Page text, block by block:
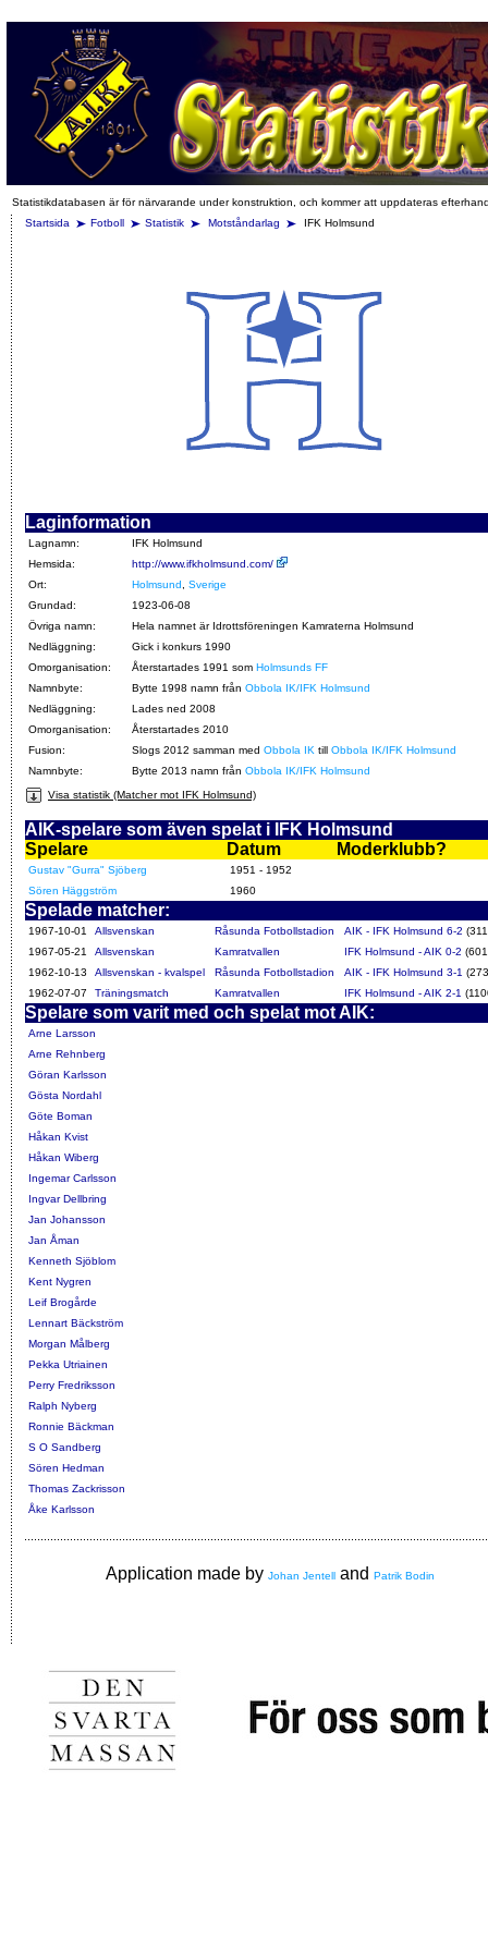
Statistikdatabasen är för närvarande under konstruktion, och kommer att uppdateras
Startsida
Fotboll Statistik Motståndarlag IFK Holmsund
Laginformation
Lagnamn:
IFK Holmsund
Hemsida:
http://www.ifkholmsund.com/
Ort:
Holmsund
Sverige
Grundad:
1923-06-08
Övriga namn:
Hela namnet är Idrottsföreningen Kamraterna Holmsund
Nedläggning:
Gick i konkurs 1990
Omorganisation:
Återstartades 1991 som Holmsunds FF
Namnbyte:
Bytte 1998 namn från Obbola IK/IFK Holmsund
Nedläggning:
Lades ned 2008
Omorganisation:
Återstartades 2010
Fusion:
Slogs 2012 samman med Obbola IK till Obbola IK/IFK Holmsund
Namnbyte:
Bytte 2013 namn från Obbola IK/IFK Holmsund
Visa statistik (Matcher mot IFK Holmsund)
AIK-spelare som även spelat i IFK Holmsund
Spelare
Datum Moderklubb?
Gustav "Gurra" Sjöberg
1951 - 1952
Sören Häggström
1960
Spelade matcher:
1967-10-01 Allsvenskan Råsunda Fotbollstadion AIK - IFK Holmsund 6-2
1967-05-21
Allsvenskan Kamratvallen IFK Holmsund - AIK 0-2
1962-10-13
Allsvenskan - kvalspel Råsunda Fotbollstadion AIK - IFK Holmsund 3-1
1962-07-07
Träningsmatch Kamratvallen IFK Holmsund - AIK 2-1
Spelare som varit med och spelat mot AIK:
Arne Larsson
Arne Rehnberg
Göran Karlsson
Gösta Nordahl
Göte Boman
Håkan Kvist
Håkan Wiberg
Ingemar Carlsson
Ingvar Dellbring
Jan Johansson
Jan Åman
Kenneth Sjöblom
Kent Nygren
Leif Brogårde
Lennart Bäckström
Morgan Målberg
Pekka Utriainen
Perry Fredriksson
Ralph Nyberg
Ronnie Bäckman
S O Sandberg
Sören Hedman
Thomas Zackrisson
Åke Karlsson
Application made by Johan Jentell and Patrik Bodin